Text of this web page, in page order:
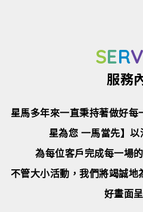
SERV
服務
星馬多年來一直秉持著做好每
星為您 一馬當先】以
為每位客戶完成每一場
不管大小活動，我們將竭誠地
好畫面